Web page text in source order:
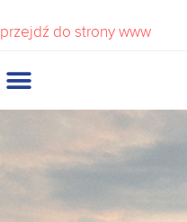
przejdź do strony www